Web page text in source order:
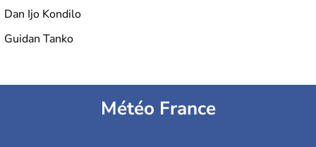
Dan Ijo Kondilo
Guidan Tanko
Météo France